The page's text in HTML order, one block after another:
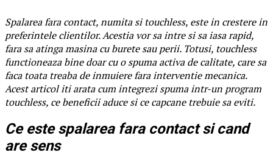
Spalarea fara contact, numita si touchless, este in crestere in
preferintele clientilor. Acestia vor sa intre si sa iasa rapid,
fara sa atinga masina cu burete sau perii. Totusi, touchless
functioneaza bine doar cu o spuma activa de calitate, care sa
faca toata treaba de inmuiere fara interventie mecanica.
Acest articol iti arata cum integrezi spuma intr-un program
touchless, ce beneficii aduce si ce capcane trebuie sa eviti.
Ce este spalarea fara contact si cand
are sens